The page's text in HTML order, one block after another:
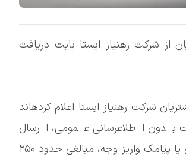
از شرکت رهنیاز ایستا بابت دریافت
شرکت رهنیاز ایستا اعلام کردهاند
اطلاعرسانی عمومی، ارسال
دعوتنامه رسمی یا پیامک واریز وجه، مبالغی حدود ۲۵۰